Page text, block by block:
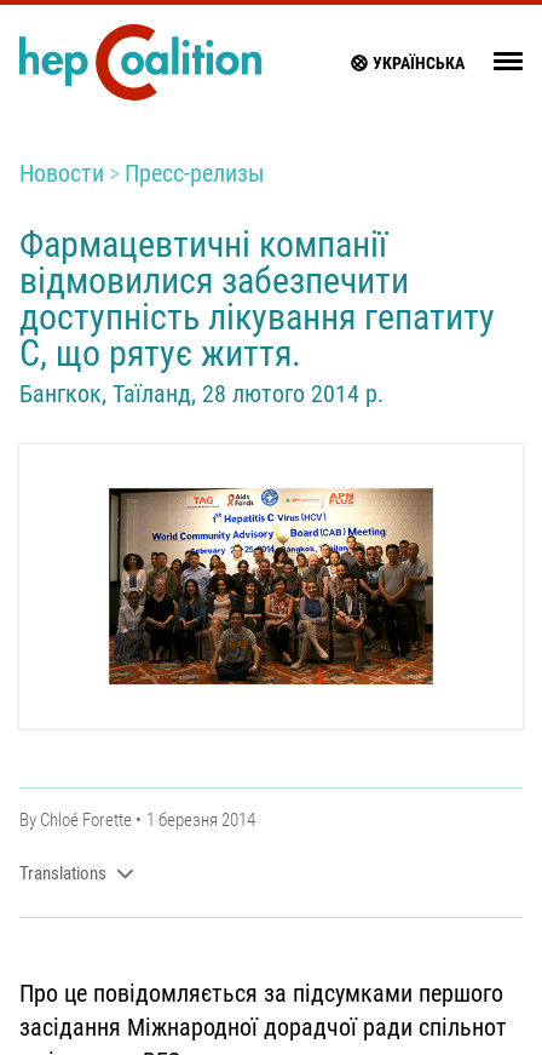
УКРАЇНСЬКА
Новости Пресс-релизы
Фармацевтичні компанії
відмовилися забезпечити
доступність лікування гепатиту
С, що рятує життя.
Бангкок, Таїланд, 28 лютого 2014 р.
By Chloé Forette 1 березня 2014
Translations
Про це повідомляється за підсумками першого
засідання Міжнародної дорадчої ради спільнот